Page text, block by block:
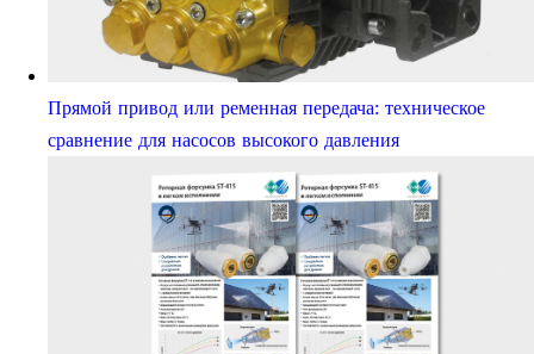
Прямой привод или ременная передача: техническое
сравнение для насосов высокого давления